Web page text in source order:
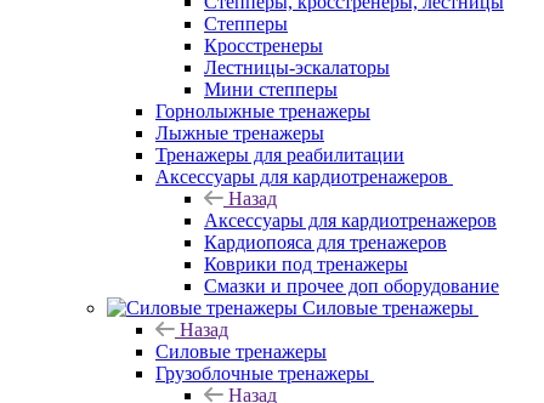
Степперы
Кросстренеры
Лестницы-эскалаторы
Мини степперы
Горнолыжные тренажеры
Лыжные тренажеры
Тренажеры для реабилитации
Аксессуары для кардиотренажеров
Назад
Аксессуары для кардиотренажеров
Кардиопояса для тренажеров
Коврики под тренажеры
Смазки и прочее доп оборудование
Силовые тренажеры
Назад
Силовые тренажеры
Грузоблочные тренажеры
Назад